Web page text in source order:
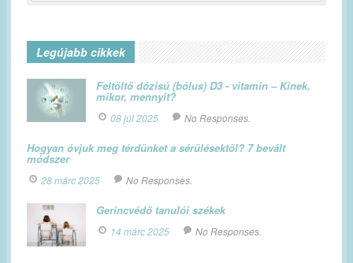
Legújabb cikkek
Feltöltő dózisú (bólus) D3 - vitamin – Kinek,
mikor, mennyit?
08 júl 2025 No Responses.
Hogyan óvjuk meg térdünket a sérülésektől? 7 bevált
módszer
28 márc 2025 No Responses.
Gerincvédő tanulói székek
14 márc 2025 No Responses.